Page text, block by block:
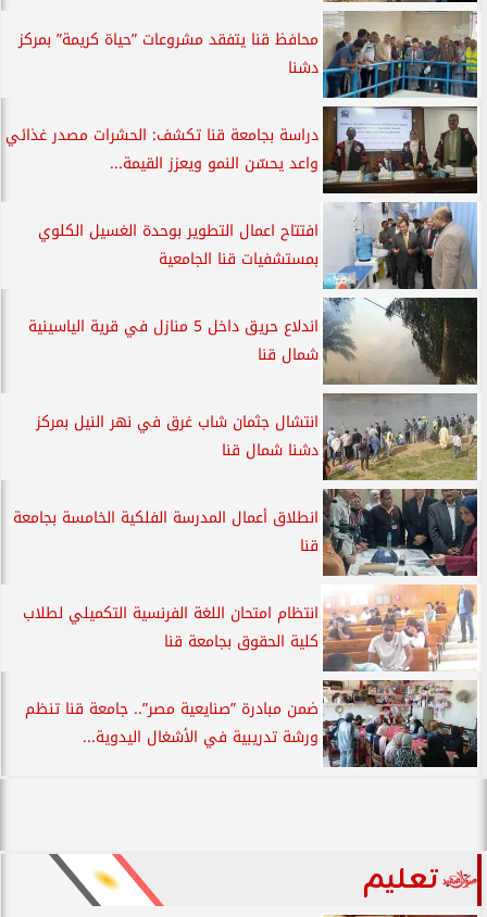
محافظ قنا يتفقد مشروعات ”حياة كريمة” بمركز
دشنا
دراسة بجامعة قنا تكشف: الحشرات مصدر غذائي
واعد يحسّن النمو ويعزز القيمة...
افتتاح اعمال التطوير بوحدة الغسيل الكلوي
بمستشفيات قنا الجامعية
اندلاع حريق داخل 5 منازل في قرية الياسينية
شمال قنا
انتشال جثمان شاب غرق في نهر النيل بمركز
دشنا شمال قنا
انطلاق أعمال المدرسة الفلكية الخامسة بجامعة
قنا
انتظام امتحان اللغة الفرنسية التكميلي لطلاب
كلية الحقوق بجامعة قنا
ضمن مبادرة ”صنايعية مصر”.. جامعة قنا تنظم
ورشة تدريبية في الأشغال اليدوية...
تعليم